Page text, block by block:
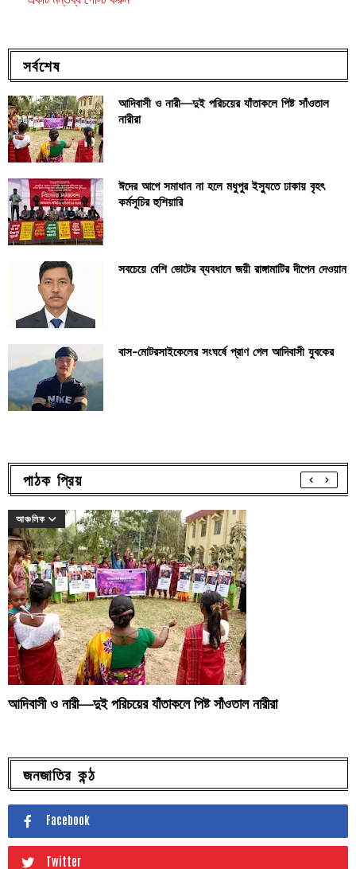
সর্বশেষ
আদিবাসী ও নারী—দুই পরিচয়ের যাঁতাকলে পিষ্ট সাঁওতাল
নারীরা
ঈদের আগে সমাধান না হলে মধুপুর ইস্যুতে ঢাকায় বৃহৎ
কর্মসূচির হুশিয়ারি
সবচেয়ে বেশি ভোটের ব্যবধানে জয়ী রাঙ্গামাটির দীপেন দেওয়ান
বাস-মোটরসাইকেলের সংঘর্ষে প্রাণ গেল আদিবাসী যুবকের
পাঠক প্রিয়
আঞ্চলিক
আদিবাসী ও নারী—দুই পরিচয়ের যাঁতাকলে পিষ্ট সাঁওতাল নারীরা
জনজাতির কন্ঠ
Facebook
Twitter